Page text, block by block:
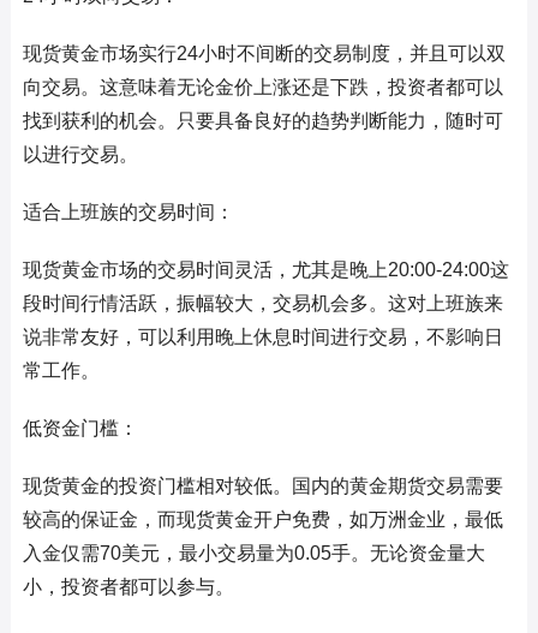
现货黄金市场实行24小时不间断的交易制度，并且可以双
向交易。这意味着无论金价上涨还是下跌，投资者都可以
找到获利的机会。只要具备良好的趋势判断能力，随时可
以进行交易。
适合上班族的交易时间：
现货黄金市场的交易时间灵活，尤其是晚上20:00-24:00这
段时间行情活跃，振幅较大，交易机会多。这对上班族来
说非常友好，可以利用晚上休息时间进行交易，不影响日
常工作。
低资金门槛：
现货黄金的投资门槛相对较低。国内的黄金期货交易需要
较高的保证金，而现货黄金开户免费，如万洲金业，最低
入金仅需70美元，最小交易量为0.05手。无论资金量大
小，投资者都可以参与。